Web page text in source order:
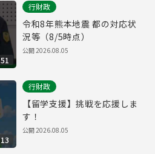
行財政
令和8年熊本地震 都の対応状
況等（8/5時点）
公開2026.08.05
行財政
【留学支援】挑戦を応援しま
す！
公開2026.08.05